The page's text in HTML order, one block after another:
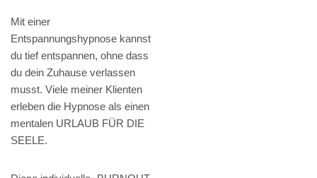
Mit einer
Entspannungshypnose kannst
du tief entspannen, ohne dass
du dein Zuhause verlassen
musst. Viele meiner Klienten
erleben die Hypnose als einen
mentalen URLAUB FÜR DIE
SEELE.